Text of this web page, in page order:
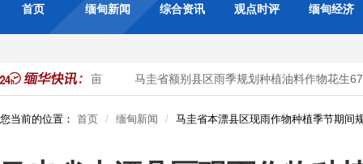
首页 缅甸新闻 综合资讯 观点时评 缅甸经济
亩已种7千多英亩 马圭省额别县区雨季规划种植油料作物花生
您当前的位置： 首页 缅甸新闻 马圭省本漂县区现雨作物种植季节期间